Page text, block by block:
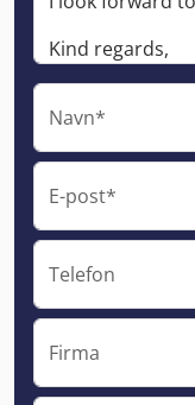
Navn*
E-post*
Telefon
Firma